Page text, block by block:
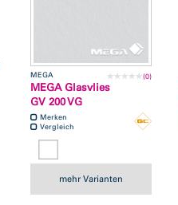
MEGA (0)
MEGA Glasvlies
GV 200 VG
Merken
Vergleich
mehr Varianten